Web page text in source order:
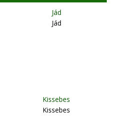
Jád
Jád
Kissebes
Kissebes